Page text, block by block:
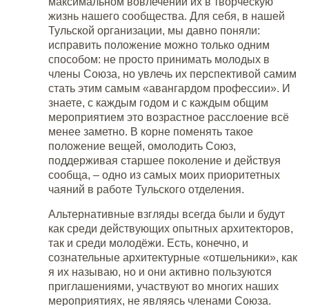
жизнь нашего сообщества. Для себя, в нашей
Тульской организации, мы давно поняли:
исправить положение можно только одним
способом: не просто принимать молодых в
члены Союза, но увлечь их перспективой самим
стать этим самым «авангардом профессии». И
знаете, с каждым годом и с каждым общим
мероприятием это возрастное расслоение всё
менее заметно. В корне поменять такое
положение вещей, омолодить Союз,
поддерживая старшее поколение и действуя
сообща, – одно из самых моих приоритетных
чаяний в работе Тульского отделения.
Альтернативные взгляды всегда были и будут
как среди действующих опытных архитекторов,
так и среди молодёжи. Есть, конечно, и
сознательные архитектурные «отшельники», как
я их называю, но и они активно пользуются
приглашениями, участвуют во многих наших
мероприятиях, не являясь членами Союза.